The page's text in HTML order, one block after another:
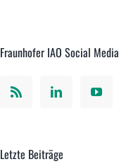
Fraunhofer IAO Social Media
Letzte Beiträge